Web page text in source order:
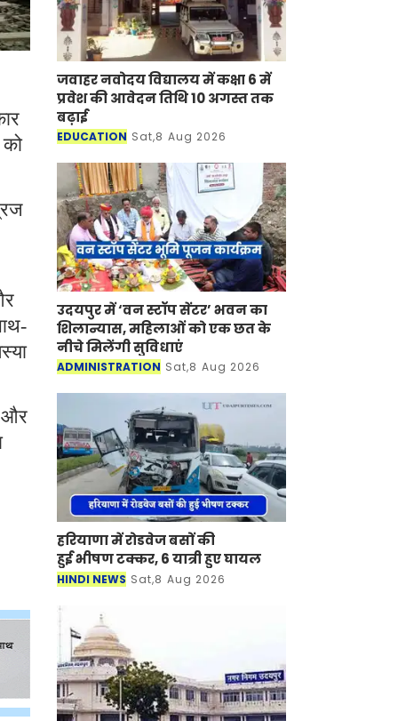
और
जवाहर नवोदय विद्यालय में कक्षा 6 में
प्रवेश की आवेदन तिथि 10 अगस्त तक
बढ़ाई
EDUCATION Sat,8 Aug 2026
उदयपुर में ‘वन स्टॉप सेंटर’ भवन का
शिलान्यास, महिलाओं को एक छत के
नीचे मिलेंगी सुविधाएं
ADMINISTRATION Sat,8 Aug 2026
हरियाणा में रोडवेज बसों की
हुई भीषण टक्कर, 6 यात्री हुए घायल
HINDI NEWS Sat,8 Aug 2026